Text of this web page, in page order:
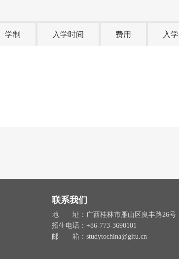
学制 入学时间 费用 入
地 址：广西桂林市雁山区良丰路26号
招生电话：+86-773-3690101
邮 箱：studytochina@gltu.cn
联系我们